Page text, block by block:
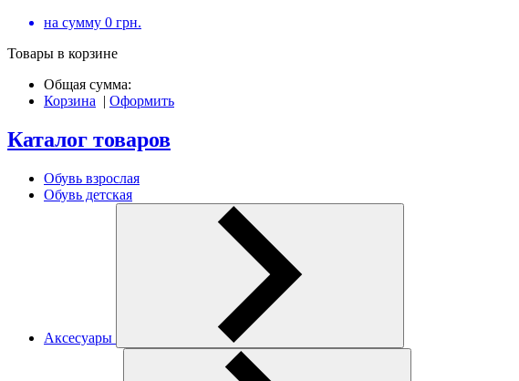
на сумму 0 грн.
Товары в корзине
Общая сумма:
Корзина | Оформить
Каталог товаров
Обувь взрослая
Обувь детская
Аксесуары